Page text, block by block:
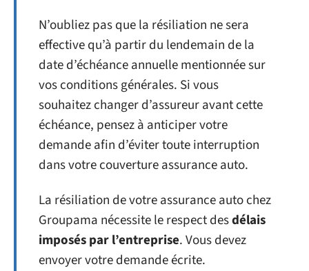
N’oubliez pas que la résiliation ne sera
effective qu’à partir du lendemain de la
date d’échéance annuelle mentionnée sur
vos conditions générales. Si vous
souhaitez changer d’assureur avant cette
échéance, pensez à anticiper votre
demande afin d’éviter toute interruption
dans votre couverture assurance auto.
La résiliation de votre assurance auto chez
Groupama nécessite le respect desdélais
imposés par l’entreprise. Vous devez
envoyer votre demande écrite.